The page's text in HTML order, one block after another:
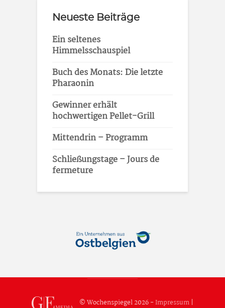
Neueste Beiträge
Ein seltenes
Himmelsschauspiel
Buch des Monats: Die letzte
Pharaonin
Gewinner erhält
hochwertigen Pellet-Grill
Mittendrin – Programm
Schließungstage – Jours de
fermeture
© Wochenspiegel 2026 -Impressum|